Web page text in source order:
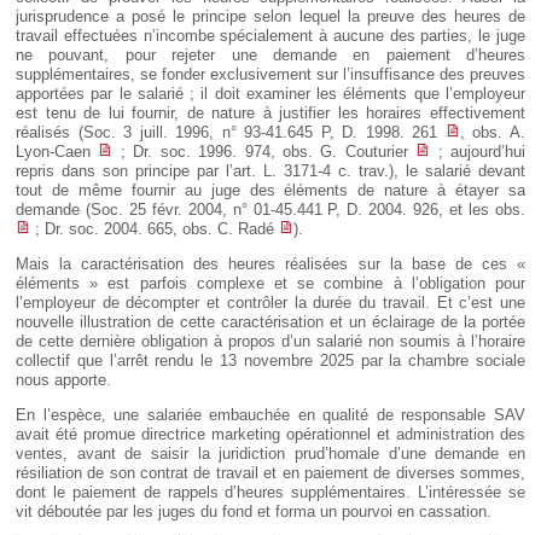
jurisprudence a posé le principe selon lequel la preuve des heures de
travail effectuées n’incombe spécialement à aucune des parties, le juge
ne pouvant, pour rejeter une demande en paiement d’heures
supplémentaires, se fonder exclusivement sur l’insuffisance des preuves
apportées par le salarié ; il doit examiner les éléments que l’employeur
est tenu de lui fournir, de nature à justifier les horaires effectivement
réalisés (Soc. 3 juill. 1996, n° 93-41.645 P, D. 1998. 261
, obs. A.
Lyon-Caen
; Dr. soc. 1996. 974, obs. G. Couturier
; aujourd’hui
repris dans son principe par l’art. L. 3171-4 c. trav.), le salarié devant
tout de même fournir au juge des éléments de nature à étayer sa
demande (Soc. 25 févr. 2004, n° 01-45.441 P, D. 2004. 926, et les obs.
; Dr. soc. 2004. 665, obs. C. Radé
).
Mais la caractérisation des heures réalisées sur la base de ces «
éléments » est parfois complexe et se combine à l’obligation pour
l’employeur de décompter et contrôler la durée du travail. Et c’est une
nouvelle illustration de cette caractérisation et un éclairage de la portée
de cette dernière obligation à propos d’un salarié non soumis à l’horaire
collectif que l’arrêt rendu le 13 novembre 2025 par la chambre sociale
nous apporte.
En l’espèce, une salariée embauchée en qualité de responsable SAV
avait été promue directrice marketing opérationnel et administration des
ventes, avant de saisir la juridiction prud’homale d’une demande en
résiliation de son contrat de travail et en paiement de diverses sommes,
dont le paiement de rappels d’heures supplémentaires. L’intéressée se
vit déboutée par les juges du fond et forma un pourvoi en cassation.